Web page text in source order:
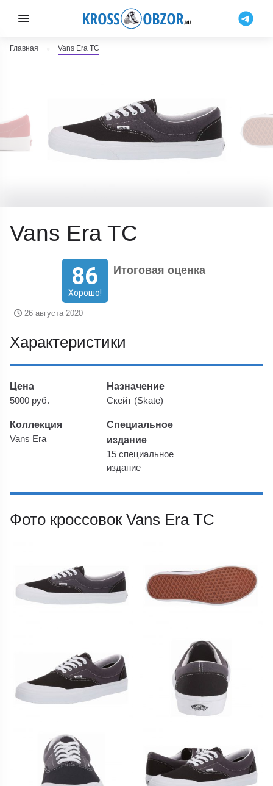
Главная Vans Era TC
Vans Era TC
86
Хорошо!
Итоговая оценка
26 августа 2020
Характеристики
Цена
5000 руб.
Назначение
Скейт (Skate)
Коллекция
Vans Era
Специальное
издание
15 специальное
издание
Фото кроссовок Vans Era TC